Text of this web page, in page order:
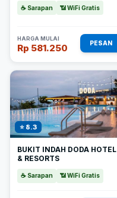
☕ Sarapan 📶 WiFi Gratis
HARGA MULAI
Rp 581.250 PESAN
⭐ 8.3
BUKIT INDAH DODA HOTEL
& RESORTS
☕ Sarapan 📶 WiFi Gratis